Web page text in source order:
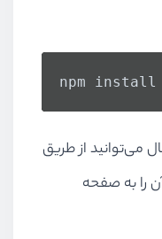
npm
می‌توانید از طریق
را به صفحه